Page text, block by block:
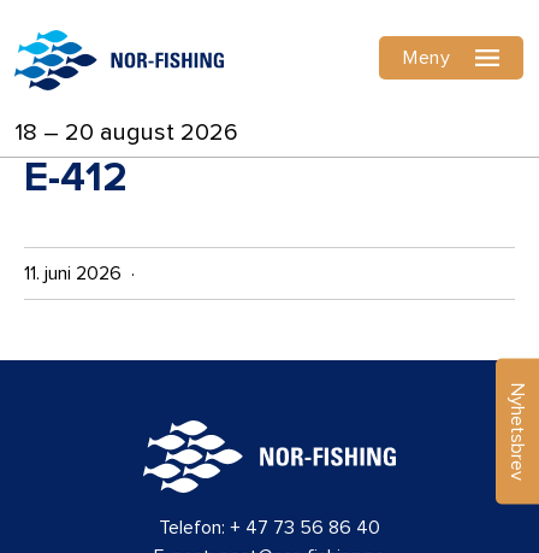
18 – 20 august 2026
Meny
E-412
11. juni 2026 ·
Nyhetsbrev
Telefon: + 47 73 56 86 40